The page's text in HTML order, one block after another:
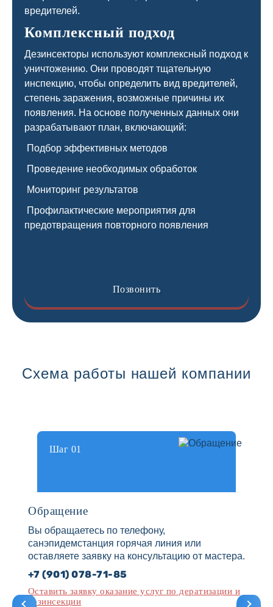
вредителей.
Комплексный подход
Дезинсекторы используют комплексный подход к
уничтожению. Они проводят тщательную
инспекцию, чтобы определить вид вредителей,
степень заражения, возможные причины их
появления. На основе полученных данных они
разрабатывают план, включающий:
Подбор эффективных методов
Проведение необходимых обработок
Мониторинг результатов
Профилактические мероприятия для
предотвращения повторного появления
Позвонить
Схема работы нашей компании
Шаг 01
Обращение
Вы обращаетесь по телефону,
санэпидемстанция горячая линия или
оставляете заявку на консультацию от мастера.
+7 (901) 078-71-85
Оставить заявку оказание услуг по дератизации и
дезинсекции